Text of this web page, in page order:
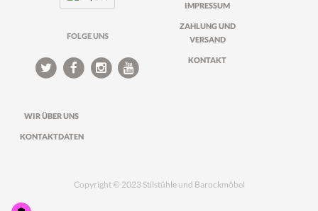
FOLGE UNS
IMPRESSUM
ZAHLUNG UND
VERSAND
KONTAKT
WIR ÜBER UNS
KONTAKTDATEN
Copyright © 2023 Stilstühle und Barockmöbel